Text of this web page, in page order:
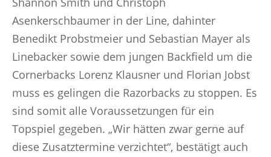
Asenkerschbaumer in der Line, dahinter
Benedikt Probstmeier und Sebastian Mayer als
Linebacker sowie dem jungen Backfield um die
Cornerbacks Lorenz Klausner und Florian Jobst
muss es gelingen die Razorbacks zu stoppen. Es
sind somit alle Voraussetzungen für ein
Topspiel gegeben. „Wir hätten zwar gerne auf
diese Zusatztermine verzichtet“, bestätigt auch